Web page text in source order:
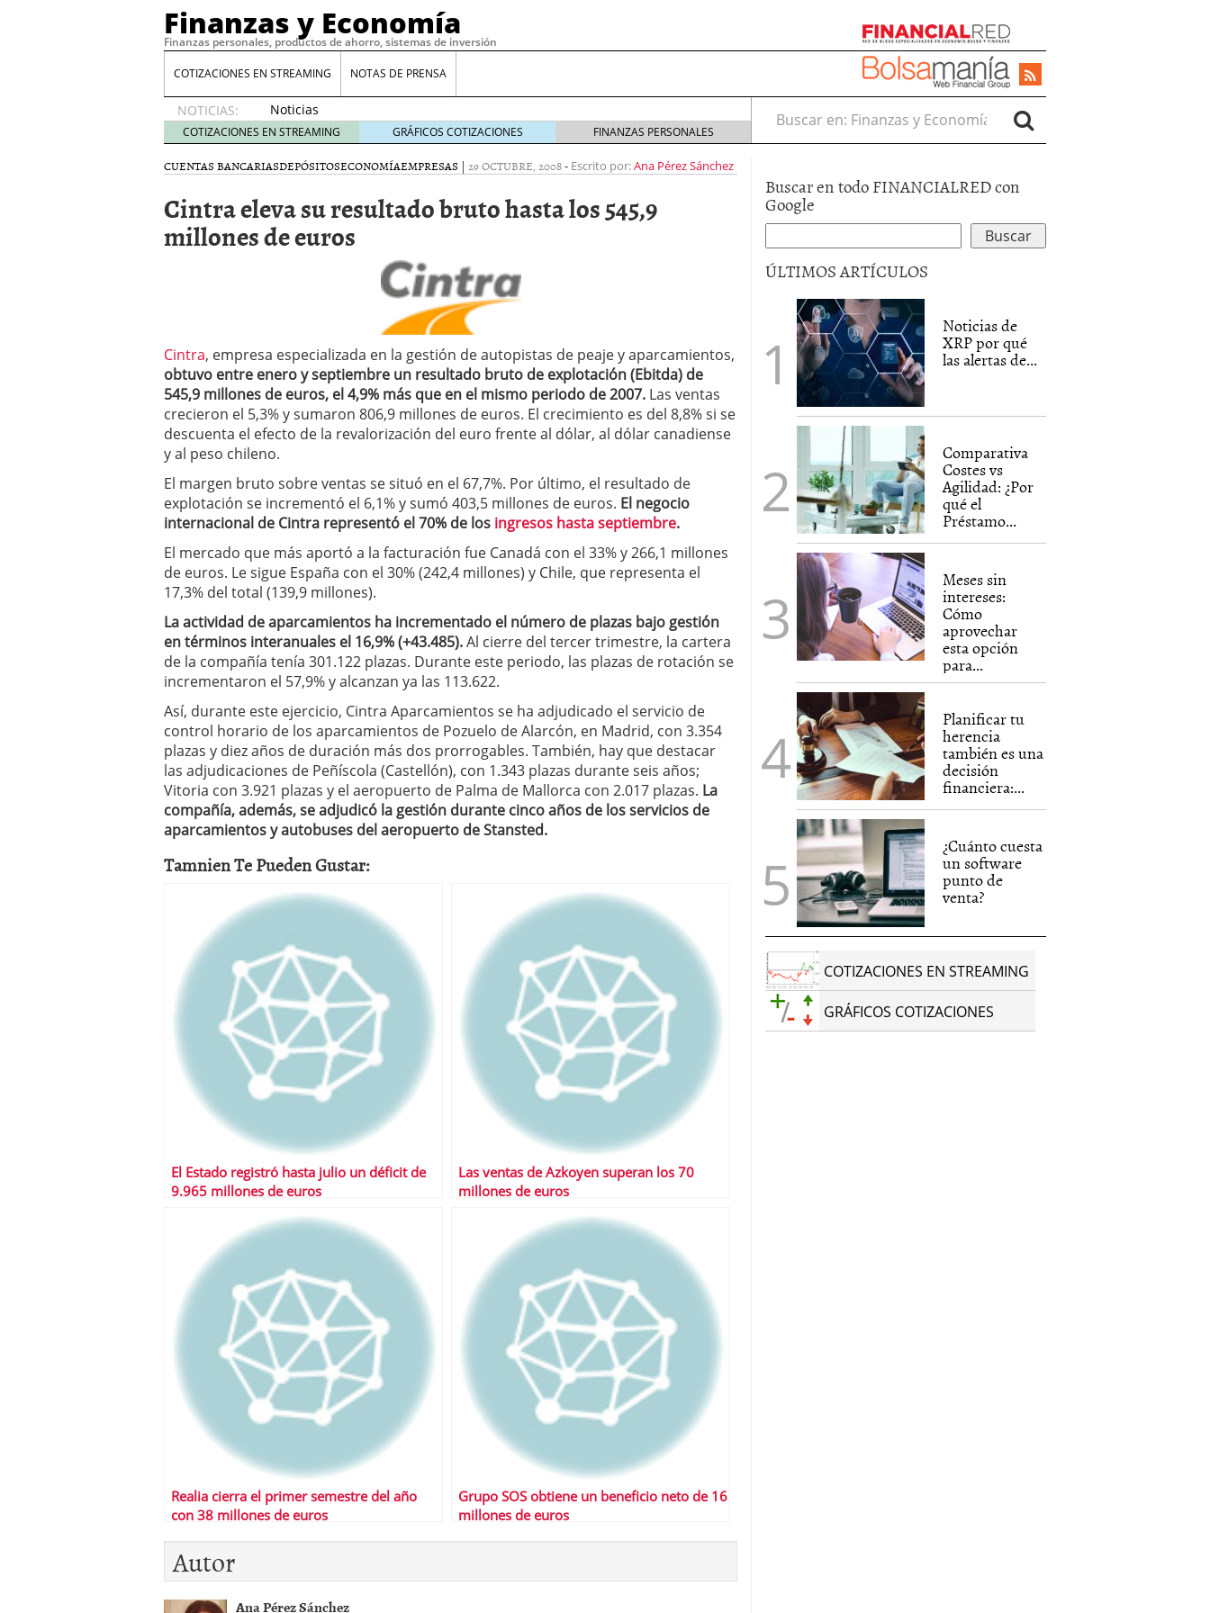
Finanzas y Economía
Finanzas personales, productos de ahorro, sistemas de inversión
COTIZACIONES EN STREAMING NOTAS DE PRENSA
NOTICIAS:
Noticias
de XRP
por qué
las
whales
suelen
Comparativa Costes vs Agilidad: ¿Por qué el Préstamo Promotor privado
Meses sin intereses: Cómo aprovechar esta opción para gestionar tus
compras 24 de noviembre de 2025
Planificar tu herencia también es una decisión financiera: cómo anticiparte
a los costes 21 de noviembre de 2025
¿Cuánto cuesta un software punto de venta? 3 de octubre de 2025
COTIZACIONES EN STREAMING GRÁFICOS COTIZACIONES FINANZAS PERSONALES
Buscar en:
CUENTAS BANCARIASDEPÓSITOSECONOMÍAEMPRESAS | 29 OCTUBRE, 2008- Escrito por:Ana Pérez Sánchez
Cintra eleva su resultado bruto hasta los 545,9
millones de euros
Cintra, empresa especializada en la gestión de autopistas de peaje y aparcamientos,
obtuvo entre enero y septiembre un resultado bruto de explotación (Ebitda) de
545,9 millones de euros, el 4,9% más que en el mismo periodo de 2007. Las ventas
crecieron el 5,3% y sumaron 806,9 millones de euros. El crecimiento es del 8,8% si se
descuenta el efecto de la revalorización del euro frente al dólar, al dólar canadiense
y al peso chileno.
El margen bruto sobre ventas se situó en el 67,7%. Por último, el resultado de
explotación se incrementó el 6,1% y sumó 403,5 millones de euros. El negocio
internacional de Cintra representó el 70% de los ingresos hasta septiembre.
El mercado que más aportó a la facturación fue Canadá con el 33% y 266,1 millones
de euros. Le sigue España con el 30% (242,4 millones) y Chile, que representa el
17,3% del total (139,9 millones).
La actividad de aparcamientos ha incrementado el número de plazas bajo gestión
en términos interanuales el 16,9% (+43.485).Al cierre del tercer trimestre, la cartera
de la compañía tenía 301.122 plazas. Durante este periodo, las plazas de rotación se
incrementaron el 57,9% y alcanzan ya las 113.622.
Así, durante este ejercicio, Cintra Aparcamientos se ha adjudicado el servicio de
control horario de los aparcamientos de Pozuelo de Alarcón, en Madrid, con 3.354
plazas y diez años de duración más dos prorrogables. También, hay que destacar
las adjudicaciones de Peñíscola (Castellón), con 1.343 plazas durante seis años;
Vitoria con 3.921 plazas y el aeropuerto de Palma de Mallorca con 2.017 plazas. La
compañía, además, se adjudicó la gestión durante cinco años de los servicios de
aparcamientos y autobuses del aeropuerto de Stansted.
Tamnien Te Pueden Gustar:
El Estado registró hasta julio un déficit de
9.965 millones de euros
Las ventas de Azkoyen superan los 70
millones de euros
Realia cierra el primer semestre del año
con 38 millones de euros
Grupo SOS obtiene un beneficio neto de 16
millones de euros
Autor
Ana Pérez Sánchez
Buscar en todo FINANCIALRED con
Google
ÚLTIMOS ARTÍCULOS
Noticias de
XRP por qué
las alertas de...
Comparativa
Costes vs
Agilidad: ¿Por
qué el
Préstamo...
Meses sin
intereses:
Cómo
aprovechar
esta opción
para...
Planificar tu
herencia
también es una
decisión
financiera:...
¿Cuánto cuesta
un software
punto de
venta?
COTIZACIONES EN STREAMING
GRÁFICOS COTIZACIONES